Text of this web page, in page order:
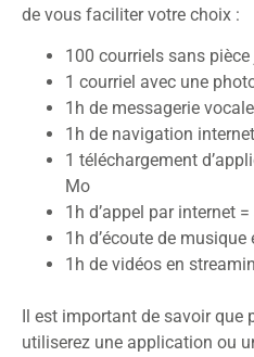
de vous faciliter votre choix :
100 courriels sans
1 courriel avec une
1h de messagerie
1h de navigation
1 téléchargement
Mo
1h d’appel par internet
1h d’écoute de
1h de vidéos en
Il est important de savoir
utiliserez une application ou